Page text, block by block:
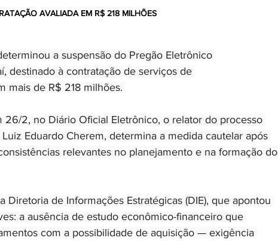
AVALIADA EM R$ 218 MILHÕES
a suspensão do Pregão Eletrônico
destinado à contratação de serviços de
mais de R$ 218 milhões.
2, no Diário Oficial Eletrônico, o relator do processo
Eduardo Cherem, determina a medida cautelar após
relevantes no planejamento e na formação do
Diretoria de Informações Estratégicas (DIE), que apontou
a ausência de estudo econômico-financeiro que
com a possibilidade de aquisição — exigência